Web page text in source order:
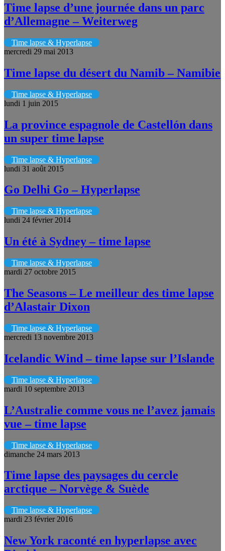
Time lapse d’une journée dans un parc
d’Allemagne – Weiterweg
Time lapse & Hyperlapse
mercredi 29 mai 2013
Time lapse du désert du Namib – Namibie
Time lapse & Hyperlapse
lundi 1 juin 2015
La province espagnole de Castellón dans
un super time lapse
Time lapse & Hyperlapse
lundi 31 août 2015
Go Delhi Go – Hyperlapse
Time lapse & Hyperlapse
lundi 24 février 2014
Un été à Sydney – time lapse
Time lapse & Hyperlapse
mardi 27 octobre 2015
The Seasons – Le meilleur des time lapse
d’Alastair Dixon
Time lapse & Hyperlapse
mercredi 13 novembre 2013
Icelandic Wind – time lapse sur l’Islande
Time lapse & Hyperlapse
mardi 10 septembre 2013
L’Australie comme vous ne l’avez jamais
vue – time lapse
Time lapse & Hyperlapse
dimanche 24 mars 2013
Time lapse des paysages du cercle
arctique – Norvège & Suède
Time lapse & Hyperlapse
mardi 23 février 2016
New York raconté en hyperlapse avec